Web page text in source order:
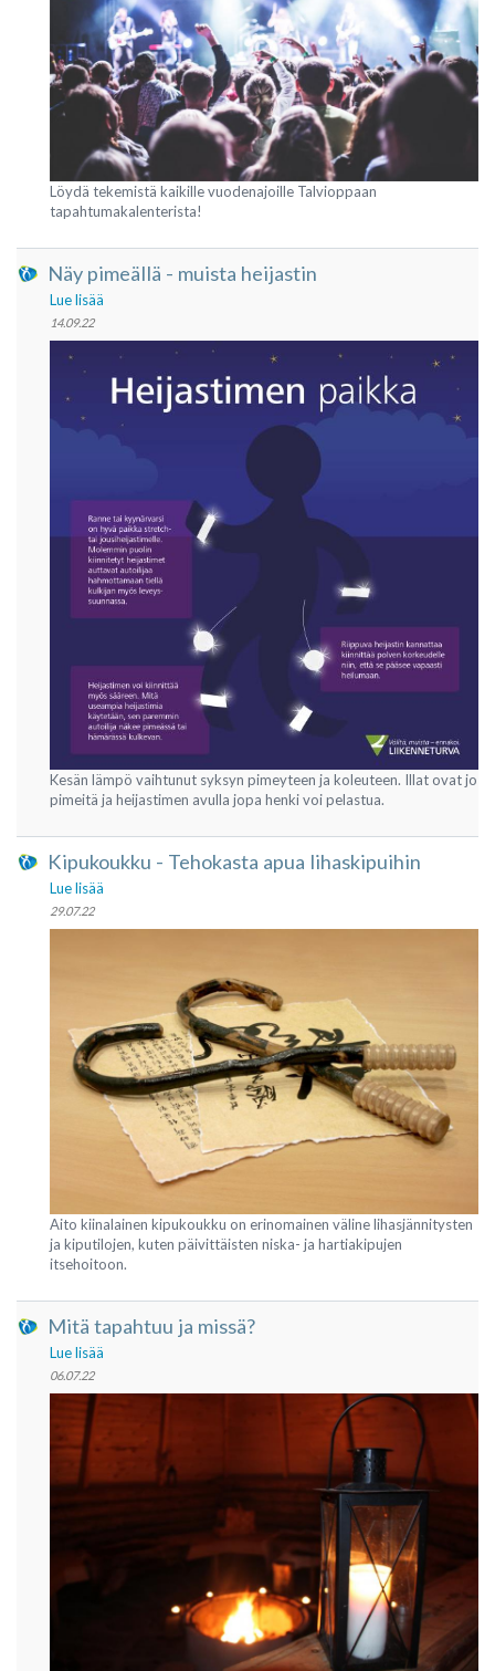
Löydä tekemistä kaikille vuodenajoille Talvioppaan
tapahtumakalenterista!
Näy pimeällä - muista heijastin
Lue lisää
14.09.22
Kesän lämpö vaihtunut syksyn pimeyteen ja koleuteen. Illat ovat jo
pimeitä ja heijastimen avulla jopa henki voi pelastua.
Kipukoukku - Tehokasta apua lihaskipuihin
Lue lisää
29.07.22
Aito kiinalainen kipukoukku on erinomainen väline lihasjännitysten
ja kiputilojen, kuten päivittäisten niska- ja hartiakipujen
itsehoitoon.
Mitä tapahtuu ja missä?
Lue lisää
06.07.22